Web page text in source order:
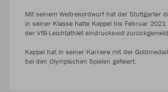
Mit seinem Weltrekordwurf hat der Stuttgarter
in seiner Klasse hatte Kappel bis Februar
der VfB-Leichtathlet eindrucksvoll
Kappel hat in seiner Karriere mit der
bei den Olympischen Spielen gefeiert.